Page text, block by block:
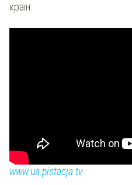
країн.
www.ua.pistacja.tv